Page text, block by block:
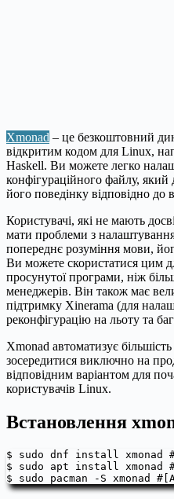
Xmonad – це безкоштовний
відкритим кодом для Linux,
Haskell. Ви можете легко
конфігураційного файлу,
його поведінку відповідно до
Користувачі, які не мають
мати проблеми з
попереднє розуміння мови,
Ви можете скористатися цим
просунутої програми, ніж
менеджерів. Він також має
підтримку Xinerama (для
реконфігурацію на льоту та
Xmonad автоматизує
зосередитися виключно на
відповідним варіантом для
користувачів Linux.
Встановлення
$ sudo dnf install xmonad
$ sudo apt install xmonad
$ sudo pacman -S xmonad